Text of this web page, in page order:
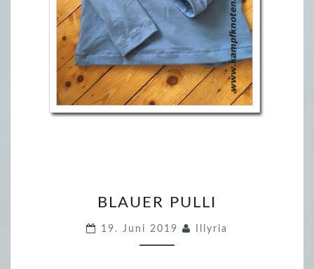
K
)
L
A
U
BLAUER PULLI
19. Juni 2019 Illyria